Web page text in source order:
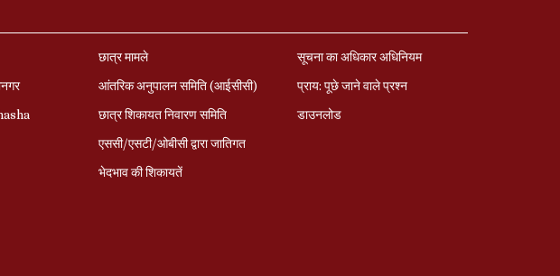
छात्र मामले
आंतरिक अनुपालन समिति (आईसीसी)
छात्र शिकायत निवारण समिति
एससी/एसटी/ओबीसी द्वारा जातिगत
भेदभाव की शिकायतें
सूचना का अधिकार अधिनियम
प्राय: पूछे जाने वाले प्रश्‍न
डाउनलोड